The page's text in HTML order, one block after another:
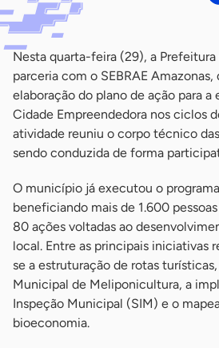
Nesta quarta-feira (29), a Prefeitura
parceria com o SEBRAE
elaboração do plano de ação para a
Cidade Empreendedora nos ciclos
atividade reuniu o corpo técnico
sendo conduzida de forma
O município já executou o
beneficiando mais de 1.600
80 ações voltadas ao
local. Entre as principais iniciativas
se a estruturação de rotas
Municipal de Meliponicultura, a
Inspeção Municipal (SIM) e o
bioeconomia.